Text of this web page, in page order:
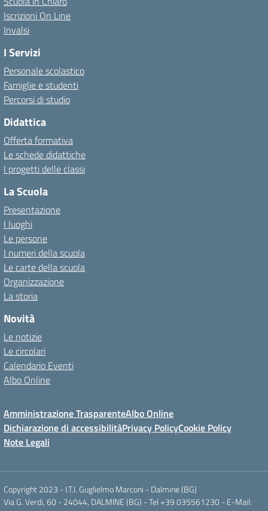
Iscrizioni On Line
Invalsi
I Servizi
Personale scolastico
Famiglie e studenti
Percorsi di studio
Didattica
Offerta formativa
Le schede didattiche
I progetti delle classi
La Scuola
Presentazione
I luoghi
Le persone
I numeri della scuola
Le carte della scuola
Organizzazione
La storia
Novità
Le notizie
Le circolari
Calendario Eventi
Albo Online
Amministrazione TrasparenteAlbo Online
Dichiarazione di accessibilitàPrivacy PolicyCookie Policy
Note Legali
Copyright 2023 - I.T.I. Guglielmo Marconi - Dalmine (BG)
Via G. Verdi, 60 - 24044, DALMINE (BG) - Tel +39 035561230 - E-Mail: